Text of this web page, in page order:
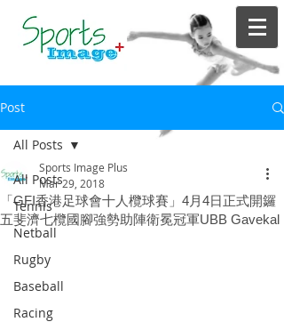
Post
All Posts
Tennis
Netball
Rugby
Baseball
Racing
All Posts
「GFI香港足球會十人欖球賽」4月4日正式開鑼
五斐濟七欖國腳強勢助陣衛冕冠軍UBB Gavekal
Sports Image Plus
Mar 29, 2018